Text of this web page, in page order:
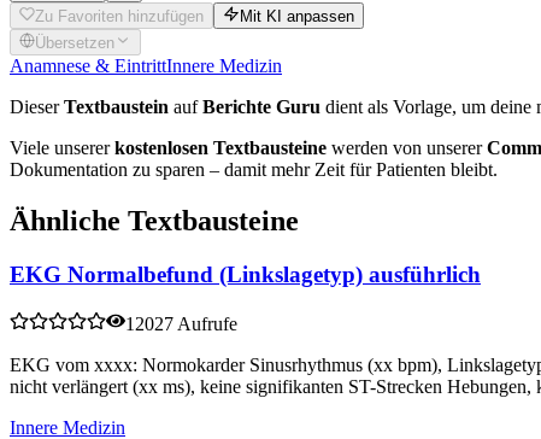
Zu Favoriten hinzufügen
Mit KI anpassen
Übersetzen
Anamnese & EintrittInnere Medizin
DieserTextbaustein aufBerichte Guru dient als Vorlage, um
Viele unsererkostenlosen Textbausteine werden von unserer
Dokumentation zu sparen – damit mehr Zeit für Patienten bleibt.
Ähnliche Textbausteine
EKG Normalbefund (Linkslagetyp) ausführlich
12027 Aufrufe
EKG vom xxxx: Normokarder Sinusrhythmus (xx bpm),
nicht verlängert (xx ms), keine signifikanten ST-Strecken Hebungen,
Innere Medizin